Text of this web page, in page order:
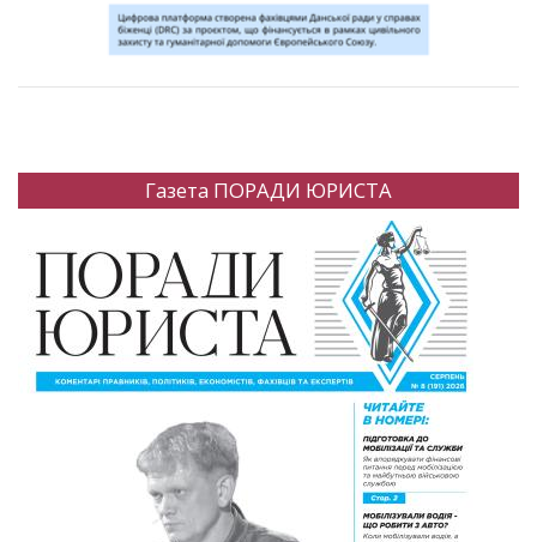
Газета ПОРАДИ ЮРИСТА